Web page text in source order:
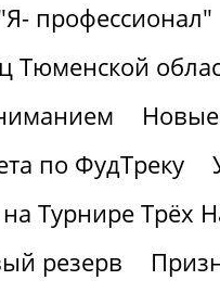
профессионал"
Тюменской
по ФудТреку
Турнире Трёх
резерв